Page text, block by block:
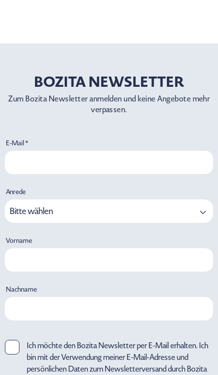
BOZITA NEWSLETTER
Zum Bozita Newsletter anmelden und keine Angebote mehr
verpassen.
E-Mail *
Anrede
Bitte wählen
Vorname
Nachname
Ich möchte den Bozita Newsletter per E-Mail erhalten. Ich
bin mit der Verwendung meiner E-Mail-Adresse und
persönlichen Daten zum Newsletterversand durch Bozita